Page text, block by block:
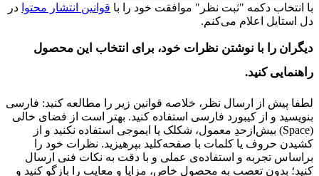
با انتخاب دکمه "ثبت نظر" موافقت خود را با قوانین انتشار محتوا در
دل‌ استایل اعلام می‌کنم.
دیگران را با نوشتن نظرات خود، برای انتخاب این محصول
راهنمایی کنید.
لطفا پیش از ارسال نظر، خلاصه قوانین زیر را مطالعه کنید: فارسی
بنویسید و از کیبورد فارسی استفاده کنید. بهتر است از فضای خالی
(Space) بیش‌از‌حدِ معمول، شکلک یا ایموجی استفاده نکنید و از
کشیدن حروف یا کلمات با صفحه‌کلید بپرهیزید. نظرات خود را
براساس تجربه و استفاده‌ی عملی و با دقت به نکات فنی ارسال
کنید؛ بدون تعصب به محصول خاص، مزایا و معایب را بازگو کنید و